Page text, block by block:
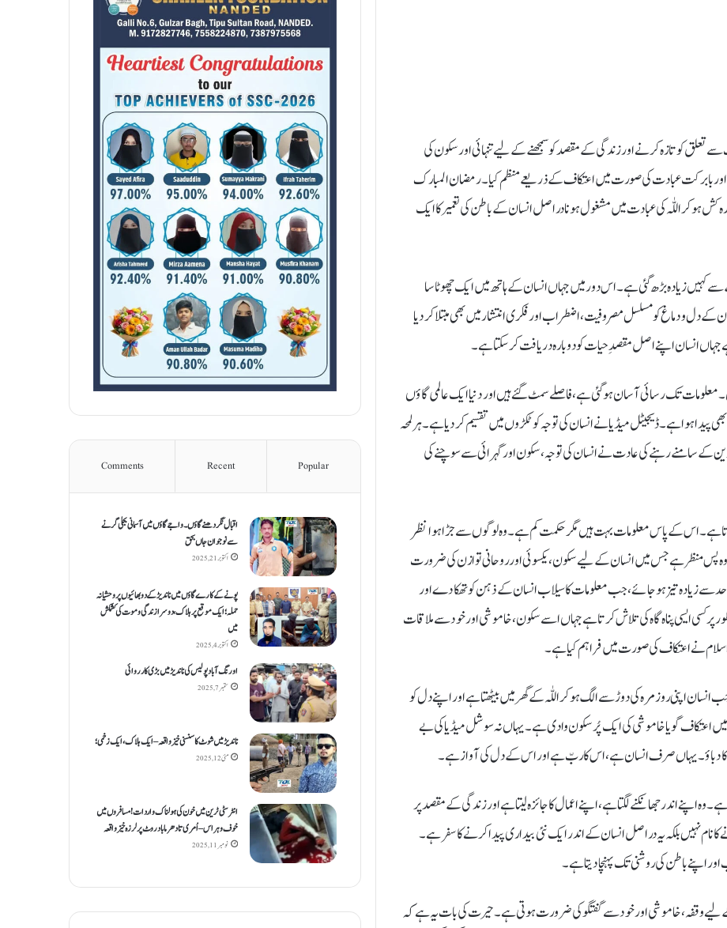
تعلق کو تازہ کرنے اور زندگی کے مقصد کو سمجھنے کے لیے تنہائی اور سکون کی
بابرکت عبادت کی صورت میں اعتکاف کے ذریعے منظم کیا۔ رمضان المبارک
ہو کر اللّٰہ کی عبادت میں مشغول ہونا دراصل انسان کے باطن کی تعمیر کا ایک
کہیں زیادہ بڑھ گئی ہے۔ اس دور میں جہاں انسان کے ہاتھ میں ایک چھوٹا سا
دل و دماغ کو مسلسل مصروفیت، اضطراب اور فکری انتشار میں بھی مبتلا کر دیا
جہاں انسان اپنے اصل مقصدِ حیات کو دوبارہ دریافت کر سکتا ہے۔
معلومات تک رسائی آسان ہو گئی ہے، فاصلے سمٹ گئے ہیں اور دنیا ایک عالمی گاؤں
ہوا ہے۔ ڈیجیٹل میڈیا نے انسان کی توجہ کو ٹکڑوں میں تقسیم کر دیا ہے۔ ہر لمحہ
کے سامنے رہنے کی عادت نے انسان کی توجہ، سکون اور گہرائی سے سوچنے کی
ہے۔ اس کے پاس معلومات بہت ہیں مگر حکمت کم ہے۔ وہ لوگوں سے جڑا ہوا نظر
پس منظر ہے جس میں انسان کے لیے سکون، یکسوئی اور روحانی توازن کی ضرورت
سے زیادہ تیز ہو جائے، جب معلومات کا سیلاب انسان کے ذہن کو تھکا دے اور
کسی ایسی پناہ گاہ کی تلاش کرتا ہے جہاں اسے سکون، خاموشی اور خود سے ملاقات
نے اعتکاف کی صورت میں فراہم کیا ہے۔
اپنی روزمرہ کی دوڑ سے الگ ہو کر اللّٰہ کے گھر میں بیٹھتا ہے اور اپنے دل کو
اعتکاف گویا خاموشی کی ایک پُرسکون وادی ہے۔ یہاں نہ سوشل میڈیا کی بے
کا دباؤ۔ یہاں صرف انسان ہے، اس کا ربّ ہے اور اس کے دل کی آواز ہے۔
وہ اپنے اندر جھانکنے لگتا ہے، اپنے اعمال کا جائزہ لیتا ہے اور زندگی کے مقصد پر
نہیں بلکہ یہ دراصل انسان کے اندر ایک نئی بیداری پیدا کرنے کا سفر ہے۔
اپنے باطن کی روشنی تک پہنچا دیتا ہے۔
لیے وقفہ، خاموشی اور خود سے گفتگو کی ضرورت ہوتی ہے۔ حیرت کی بات یہ ہے کہ
Popular
Recent
Comments
اقبال نگر دھنےگاؤں۔ واجےگاؤں میں آسمانی بجلی گرنے
سے نوجوان جاں بحق
اکتوبر 21, 2025
پونے کے کارےگاؤں میں ناندیڑ کے دو بھائیوں پر وحشیانہ
حملہ؛ ایک موقع پر ہلاک، دوسرا زندگی و موت کی کشمکش
میں
اکتوبر 4, 2025
اورنگ آباد پولیس کی ناندیڑ میں بڑی کارروائی
ستمبر 7, 2025
ناندیڑ میں شوٹ کا سنسنی خیز واقعہ – ایک ہلاک، ایک زخمی؛
مئی 12, 2025
انٹر سٹی ٹرین میں خون کی ہولناک واردات! مسافروں میں
خوف و ہراس – اُمری تا دھرما باد روٹ پر لرزہ خیز واقعہ
نومبر 11, 2025